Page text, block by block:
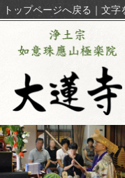
トップページへ戻る ｜ 文字